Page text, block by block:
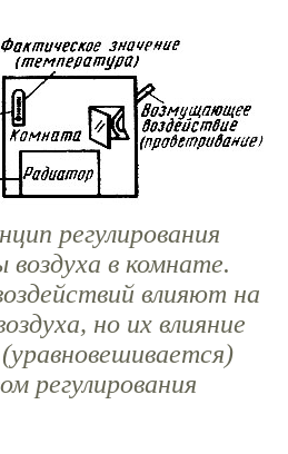
регулирования
в комнате.
влияют на
но их влияние
регулирования